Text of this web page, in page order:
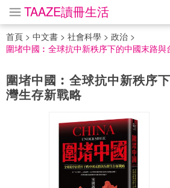
TAAZE讀冊生活
首頁 > 中文書 > 社會科學 > 政治 >
圍堵中國︰全球抗中新秩序下的中國末路與
圍堵中國︰全球抗中新秩序
灣生存新戰略